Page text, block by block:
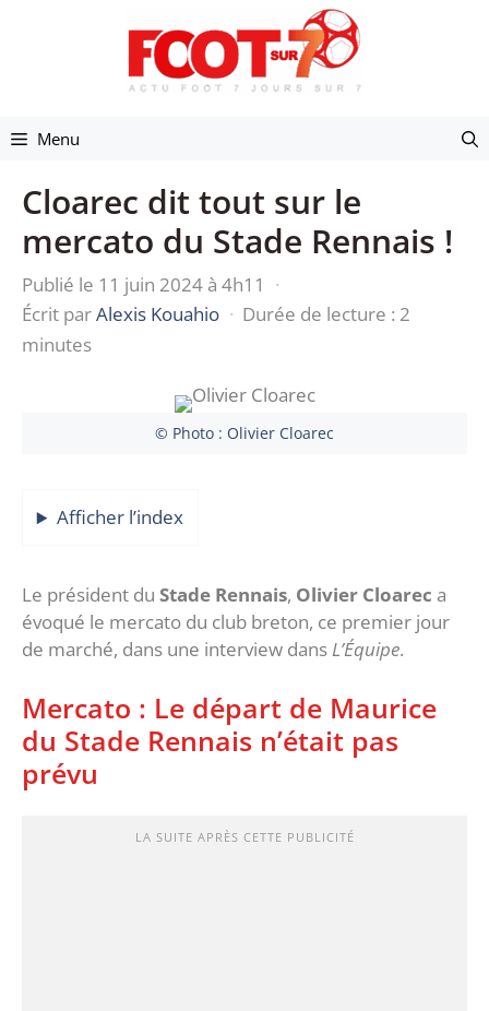
Menu
Cloarec dit tout sur le
mercato du Stade Rennais !
Publié le 11 juin 2024 à 4h11
·
Écrit parAlexis Kouahio · Durée de lecture : 2
minutes
© Photo : Olivier Cloarec
Afficher l’index
Le président du Stade Rennais, Olivier Cloarec a
évoqué le mercato du club breton, ce premier jour
de marché, dans une interview dans L’Équipe.
Mercato : Le départ de Maurice
du Stade Rennais n’était pas
prévu
LA SUITE APRÈS CETTE PUBLICITÉ